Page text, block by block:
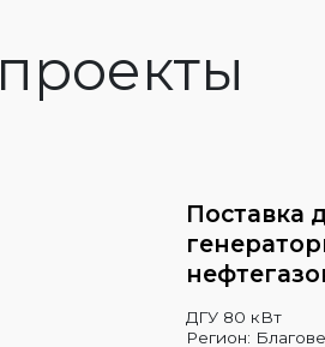
проекты
Поставка
ДГУ 80 кВт
Регион: